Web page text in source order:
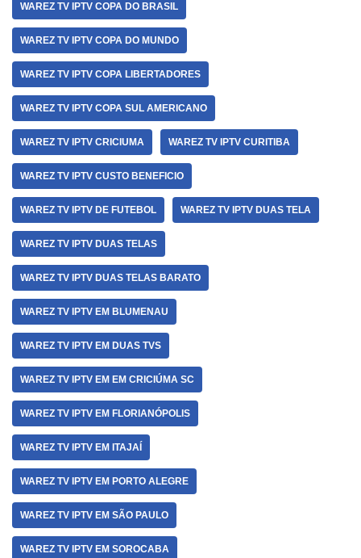
WAREZ TV IPTV COPA DO BRASIL
WAREZ TV IPTV COPA DO MUNDO
WAREZ TV IPTV COPA LIBERTADORES
WAREZ TV IPTV COPA SUL AMERICANO
WAREZ TV IPTV CRICIUMA WAREZ TV IPTV CURITIBA
WAREZ TV IPTV CUSTO BENEFICIO
WAREZ TV IPTV DE FUTEBOL WAREZ TV IPTV DUAS TELA
WAREZ TV IPTV DUAS TELAS
WAREZ TV IPTV DUAS TELAS BARATO
WAREZ TV IPTV EM BLUMENAU
WAREZ TV IPTV EM DUAS TVS
WAREZ TV IPTV EM EM CRICIÚMA SC
WAREZ TV IPTV EM FLORIANÓPOLIS
WAREZ TV IPTV EM ITAJAÍ
WAREZ TV IPTV EM PORTO ALEGRE
WAREZ TV IPTV EM SÃO PAULO
WAREZ TV IPTV EM SOROCABA